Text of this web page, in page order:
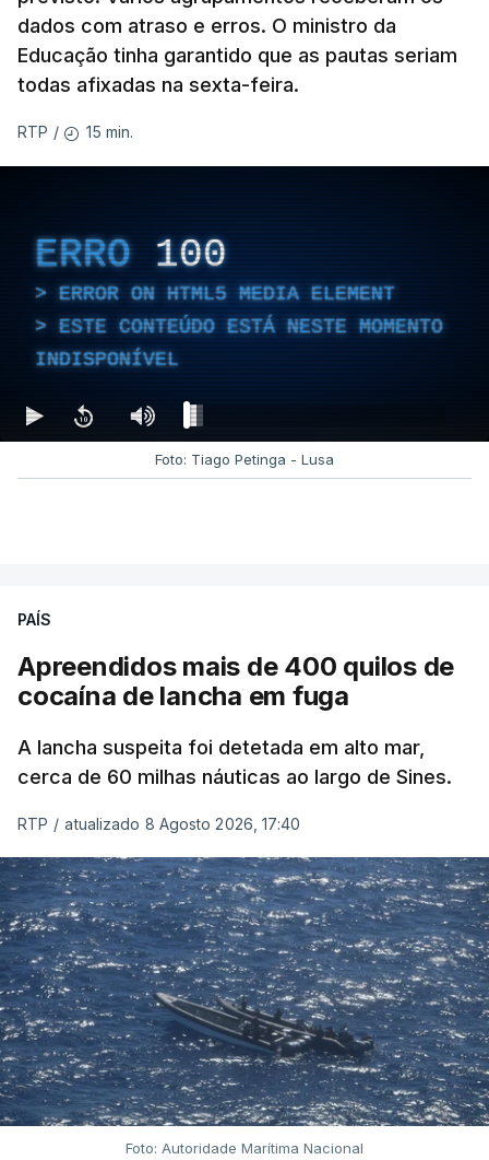
dados com atraso e erros. O ministro da
Educação tinha garantido que as pautas seriam
todas afixadas na sexta-feira.
RTP / 15 min.
ERRO 100
ERROR ON HTML5 MEDIA ELEMENT
ESTE CONTEÚDO ESTÁ NESTE MOMENTO
INDISPONÍVEL
Foto: Tiago Petinga - Lusa
PAÍS
Apreendidos mais de 400 quilos de
cocaína de lancha em fuga
A lancha suspeita foi detetada em alto mar,
cerca de 60 milhas náuticas ao largo de Sines.
RTP / atualizado 8 Agosto 2026, 17:40
Foto: Autoridade Marítima Nacional